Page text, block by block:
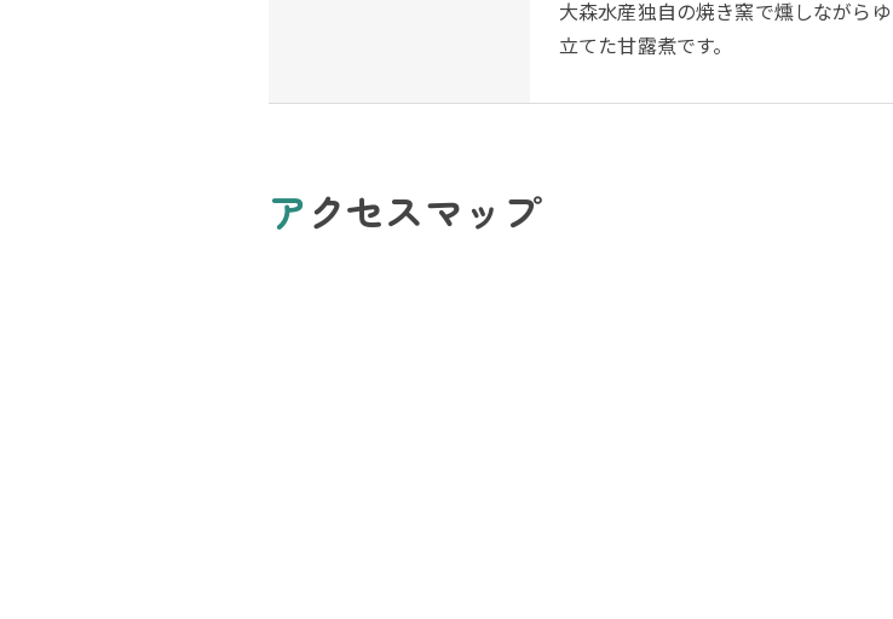
大森水産独自の焼き窯で燻しながら
立てた甘露煮です。
アクセスマップ